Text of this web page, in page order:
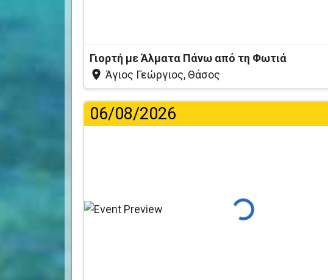
Γιορτή με Άλματα Πάνω από τη Φωτιά
Άγιος Γεώργιος, Θάσος
06/08/2026
Φόρτωση...